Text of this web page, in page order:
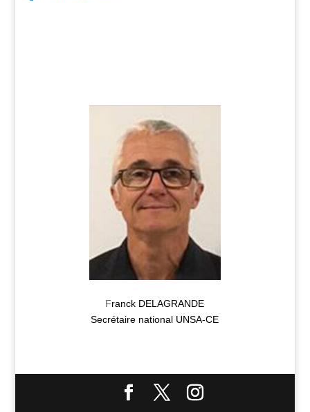
Franck DELAGRANDE
Secrétaire national UNSA-CE